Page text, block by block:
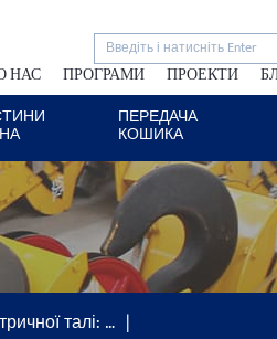
НАС ПРОГРАМИ ПРОЕКТИ
ПЕРЕДАЧА
КОШИКА
талі: …